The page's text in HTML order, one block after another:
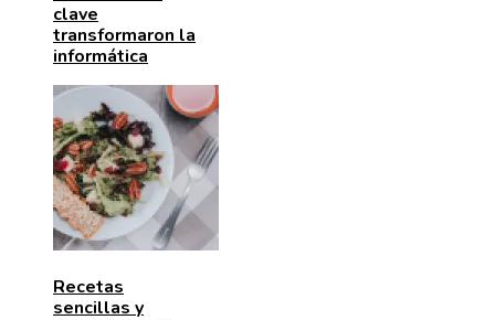
clave
transformaron la
informática
Recetas
sencillas y